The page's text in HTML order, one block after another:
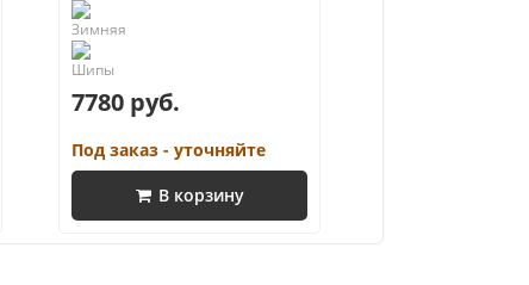
7780 руб.
Под заказ - уточняйте
В корзину